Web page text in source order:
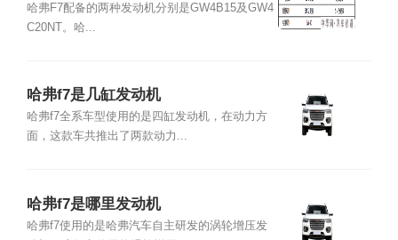
哈弗F7配备的两种发动机分别是GW4B15及GW4
C20NT。哈...
哈弗f7是几缸发动机
哈弗f7全系车型使用的是四缸发动机，在动力方
面，这款车共推出了两款动力...
哈弗f7是哪里发动机
哈弗f7使用的是哈弗汽车自主研发的涡轮增压发